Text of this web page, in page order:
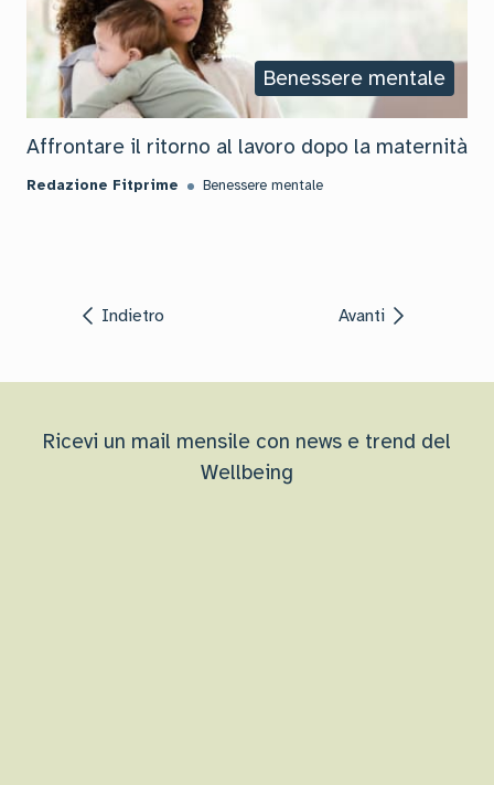
Benessere mentale
Affrontare il ritorno al lavoro dopo la maternità
Redazione Fitprime Benessere mentale
Indietro Avanti
Ricevi un mail mensile con news e trend del
Wellbeing